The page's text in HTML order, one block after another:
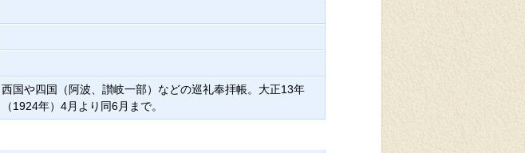
西国や四国（阿波、讃岐一部）などの巡礼奉拝帳。大正13年
（1924年）4月より同6月まで。